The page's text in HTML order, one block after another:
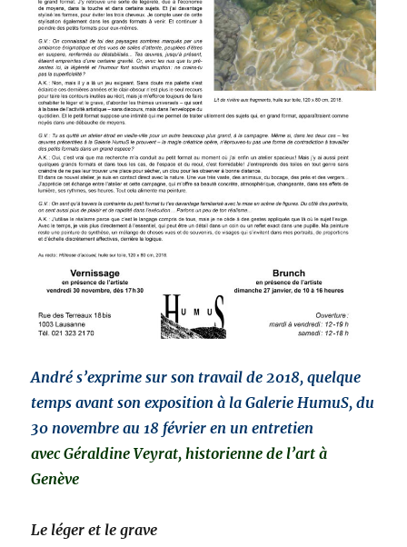
André s’ex­prime sur son tra­vail de 2018, quelque
temps avant son expo­si­tion à la Galerie HumuS, du
30 novem­bre au 18 févri­er en un entre­tien
avecGéral­dine Veyrat, his­to­ri­enne de l’art à
Genève
Le léger et le grave